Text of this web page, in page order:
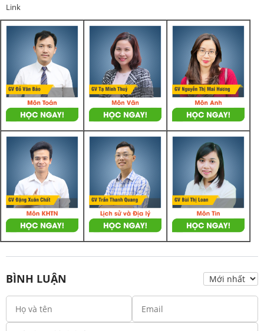
Link
BÌNH LUẬN